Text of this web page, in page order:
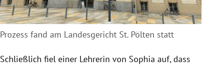
Prozess fand am Landesgericht St. Pölten statt
Schließlich fiel einer Lehrerin von Sophia auf, dass